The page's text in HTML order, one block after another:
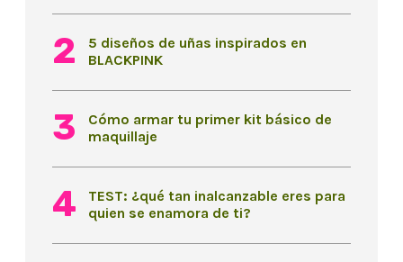
5 diseños de uñas inspirados en
BLACKPINK
Cómo armar tu primer kit básico de
maquillaje
TEST: ¿qué tan inalcanzable eres para
quien se enamora de ti?